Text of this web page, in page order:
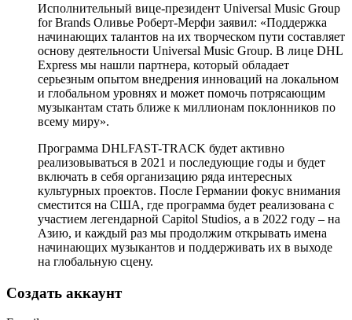
Исполнительный вице-президент Universal Music Group
for Brands Оливье Роберт-Мерфи заявил: «Поддержка
начинающих талантов на их творческом пути составляет
основу деятельности Universal Music Group. В лице DHL
Express мы нашли партнера, который обладает
серьезным опытом внедрения инноваций на локальном
и глобальном уровнях и может помочь потрясающим
музыкантам стать ближе к миллионам поклонников по
всему миру».
Программа DHLFAST-TRACK будет активно
реализовываться в 2021 и последующие годы и будет
включать в себя организацию ряда интересных
культурных проектов. После Германии фокус внимания
сместится на США, где программа будет реализована с
участием легендарной Capitol Studios, а в 2022 году – на
Азию, и каждый раз мы продолжим открывать имена
начинающих музыкантов и поддерживать их в выходе
на глобальную сцену.
Создать аккаунт